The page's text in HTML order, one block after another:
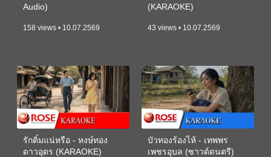
Audio)
158 views • 10.07.2569
(KARAOKE)
43 views • 10.07.2569
รักติ๋มแน่หรือ - หงษ์ทอง
ดาวอุดร (KARAOKE)
บัวทองร้องไห้ - เทพพร
เพชรอุบล (ซาวด์ดนตรี)